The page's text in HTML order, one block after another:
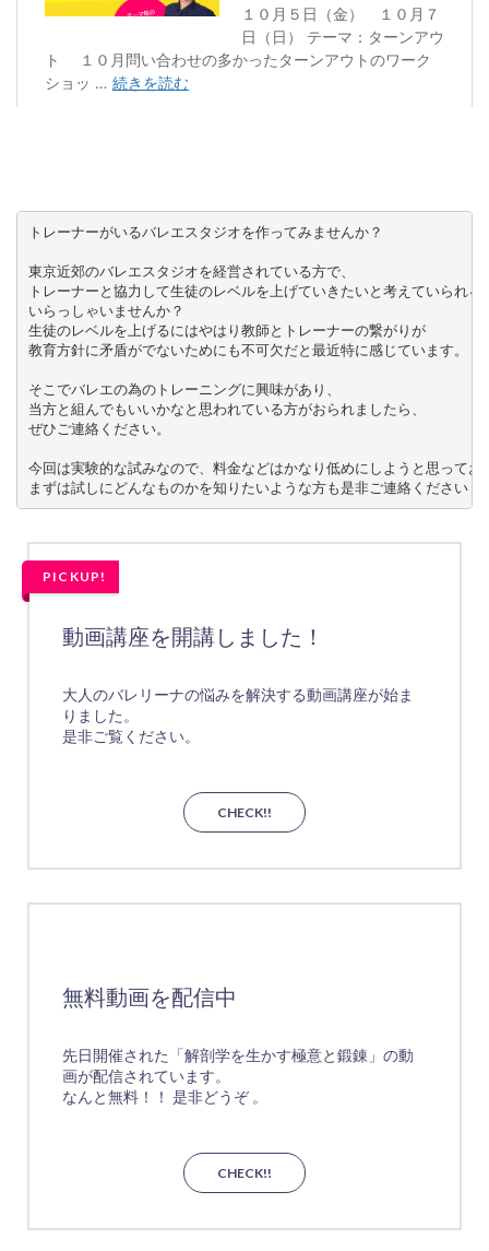
トレーナーがいるバレエスタジオを作ってみませんか？
東京近郊のバレエスタジオを経営されている方で、
トレーナーと協力して生徒のレベルを上げていきたいと考えていられる
いらっしゃいませんか？
生徒のレベルを上げるにはやはり教師とトレーナーの繋がりが
教育方針に矛盾がでないためにも不可欠だと最近特に感じています。
そこでバレエの為のトレーニングに興味があり、
当方と組んでもいいかなと思われている方がおられましたら、
ぜひご連絡ください。
今回は実験的な試みなので、料金などはかなり低めにしようと思ってお
まずは試しにどんなものかを知りたいような方も是非ご連絡ください
PICKUP!
動画講座を開講しました！
大人のバレリーナの悩みを解決する動画講座が始ま
りました。
是非ご覧ください。
CHECK!!
無料動画を配信中
先日開催された「解剖学を生かす極意と鍛錬」の動
画が配信されています。
なんと無料！！ 是非どうぞ 。
CHECK!!